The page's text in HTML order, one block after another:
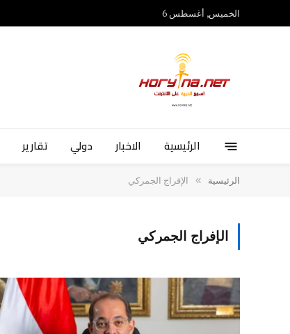
الخميس, أغسطس 6
الرئيسية الاخبار دولي تقارير
الرئيسية » الإفراج الجمركي
الإفراج الجمركي